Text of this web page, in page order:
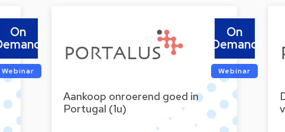
On
Webinar
Aankoop onroerend goed in
Portugal (1u)
On
Demand
Webinar